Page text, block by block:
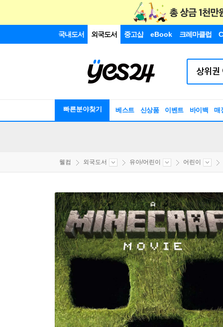
국내도서 외국도서 중고샵 eBook 크레마클럽
빠른분야찾기 베스트 신상품 이벤트 바이백 매
웰컴 외국도서 유아/어린이 어린이